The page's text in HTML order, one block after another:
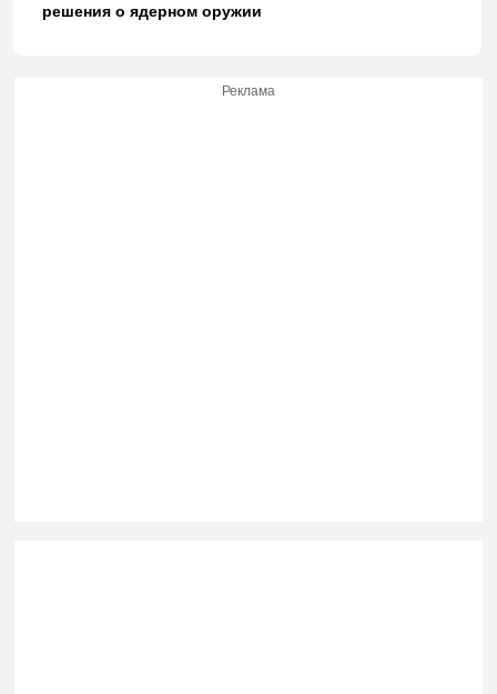
решения о ядерном оружии
Реклама